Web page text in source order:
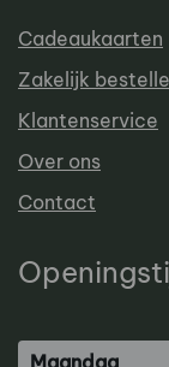
Cadeaukaarten
Zakelijk
Klantenservice
Over ons
Contact